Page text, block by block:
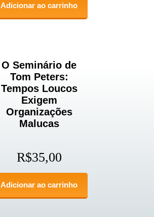
Adicionar ao carrinho
O Seminário de
Tom Peters:
Tempos Loucos
Exigem
Organizações
Malucas
R$35,00
Adicionar ao carrinho